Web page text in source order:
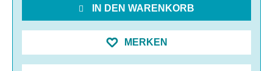
IN DEN WARENKORB
MERKEN